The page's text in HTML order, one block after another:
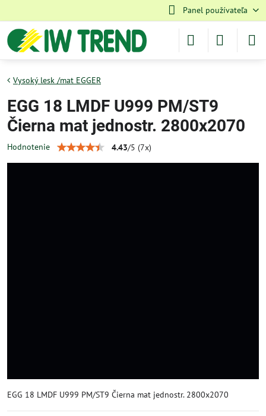
Panel používateľa
Vysoký lesk /mat EGGER
EGG 18 LMDF U999 PM/ST9
Čierna mat jednostr. 2800x2070
Hodnotenie 4.43/5 (7x)
EGG 18 LMDF U999 PM/ST9 Čierna mat jednostr. 2800x2070